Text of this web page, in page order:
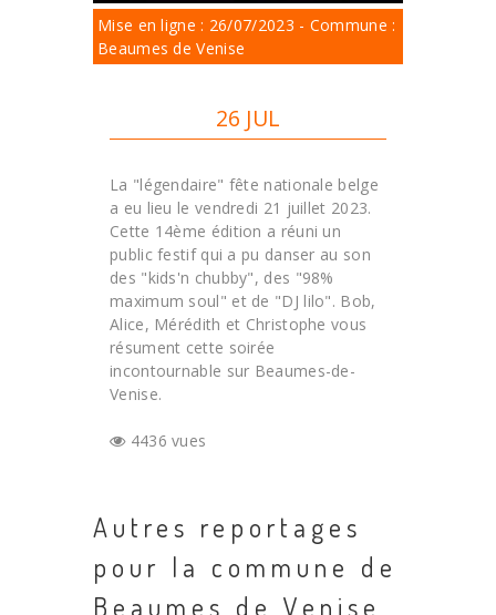
Mise en ligne : 26/07/2023 - Commune :
Beaumes de Venise
26 JUL
La "légendaire" fête nationale belge
a eu lieu le vendredi 21 juillet 2023.
Cette 14ème édition a réuni un
public festif qui a pu danser au son
des "kids'n chubby", des "98%
maximum soul" et de "DJ lilo". Bob,
Alice, Mérédith et Christophe vous
résument cette soirée
incontournable sur Beaumes-de-
Venise.
4436 vues
Autres reportages
pour la commune de
Beaumes de Venise